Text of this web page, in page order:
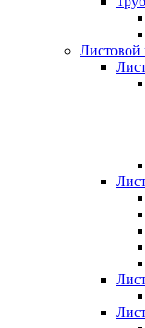
Листовой